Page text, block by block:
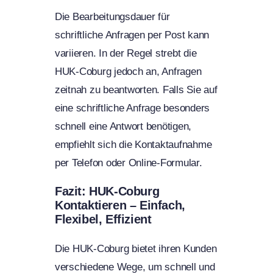
Die Bearbeitungsdauer für
schriftliche Anfragen per Post kann
variieren. In der Regel strebt die
HUK-Coburg jedoch an, Anfragen
zeitnah zu beantworten. Falls Sie auf
eine schriftliche Anfrage besonders
schnell eine Antwort benötigen,
empfiehlt sich die Kontaktaufnahme
per Telefon oder Online-Formular.
Fazit: HUK-Coburg
Kontaktieren – Einfach,
Flexibel, Effizient
Die HUK-Coburg bietet ihren Kunden
verschiedene Wege, um schnell und